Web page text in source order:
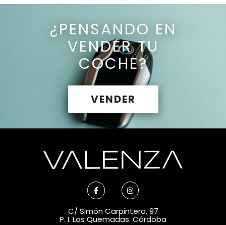
¿PENSANDO EN
VENDER TU
COCHE?
VENDER
C/ Simón Carpintero, 97
P. I. Las Quemadas. Córdoba